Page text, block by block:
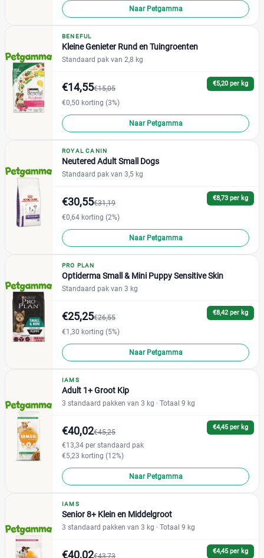
CaroCroc (3)
Darf
Denkadog
Edgard & Cooper (7)
Eukanuba
(0)
Happy Dog
Hill's
IAMS (10)
Josera (0)
Lukos
Pedigree (1)
Perfect Fit
Prins
Pro Plan (13)
Purizon (0)
Renske
Royal Canin
Versele-Laga (0)
+23 meer
€
Prijs per kg
€
Kortingspercentage
Verpakking
Blik
Maaltijdzakje (0)
Standaard pak
Voordeelpak (27)
Soort hondenvoer
Droogvoer
Natvoer (5)
Vloeibaar
Levensfase
Puppy
Senior (8)
Naar Petgamma
BENEFUL
Kleine Genieter Rund en Tuingroenten
Standaard pak van 2,8 kg
€5,20 per kg
€14,55€15,05
€0,50 korting (3%)
Naar Petgamma
ROYAL CANIN
Neutered Adult Small Dogs
Standaard pak van 3,5 kg
€8,73 per kg
€30,55€31,19
€0,64 korting (2%)
Naar Petgamma
PRO PLAN
Optiderma Small & Mini Puppy Sensitive Skin
Standaard pak van 3 kg
€8,42 per kg
€25,25€26,55
€1,30 korting (5%)
Naar Petgamma
IAMS
Adult 1+ Groot Kip
3 standaard pakken van 3 kg · Totaal 9 kg
€4,45 per kg
€40,02€45,25
€13,34 per standaard pak
€5,23 korting (12%)
Naar Petgamma
IAMS
Senior 8+ Klein en Middelgroot
3 standaard pakken van 3 kg · Totaal 9 kg
€4,45 per kg
€40,02€43,73